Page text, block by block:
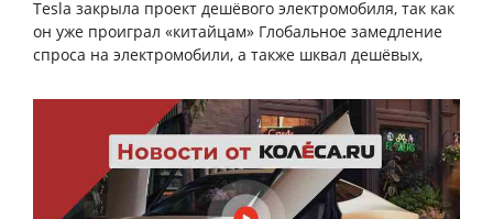
Tesla закрыла проект дешёвого электромобиля, так как
он уже проиграл «китайцам» Глобальное замедление
спроса на электромобили, а также шквал дешёвых,